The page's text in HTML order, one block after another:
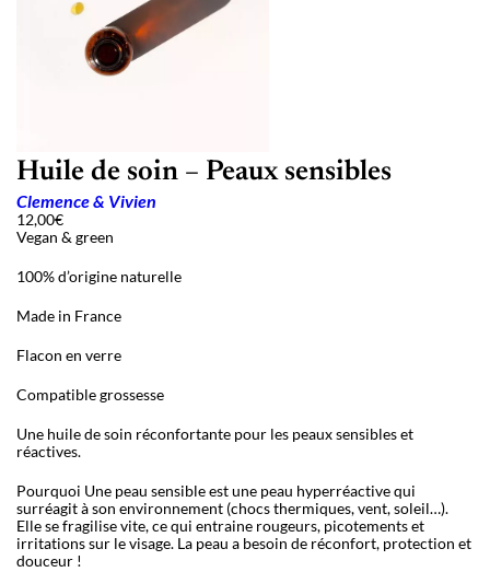
Huile de soin – Peaux sensibles
Clemence & Vivien
12,00€
Vegan & green
100% d’origine naturelle
Made in France
Flacon en verre
Compatible grossesse
Une huile de soin réconfortante pour les peaux sensibles et
réactives.
Pourquoi Une peau sensible est une peau hyperréactive qui
surréagit à son environnement (chocs thermiques, vent, soleil…).
Elle se fragilise vite, ce qui entraine rougeurs, picotements et
irritations sur le visage. La peau a besoin de réconfort, protection et
douceur !